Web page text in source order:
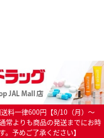
料一律600円【8/10（月）～
常よりも商品の発送までにお時
。予めご了承ください】